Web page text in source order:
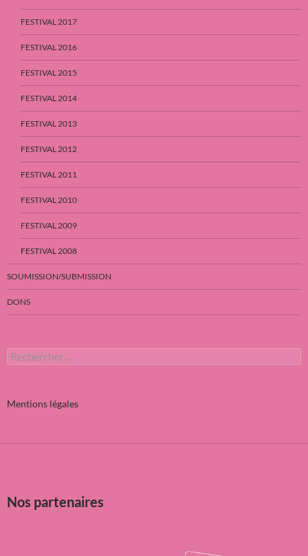
FESTIVAL 2017
FESTIVAL 2016
FESTIVAL 2015
FESTIVAL 2014
FESTIVAL 2013
FESTIVAL 2012
FESTIVAL 2011
FESTIVAL 2010
FESTIVAL 2009
FESTIVAL 2008
SOUMISSION/SUBMISSION
DONS
Rechercher :
Mentions légales
Nos partenaires